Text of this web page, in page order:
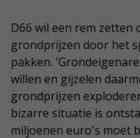
D66 wil een rem zetten
grondprijzen door het
pakken.
willen en gijzelen
grondprijzen
bizarre situatie is
miljoenen euro's moet